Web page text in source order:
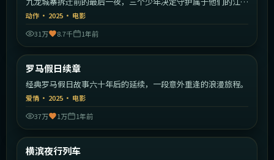
湖。
动作 · 2025 · 电影
31万
8.7千 1年前
最新
罗马假日续章
经典罗马假日故事六十年后的延续，一段意外重逢的浪漫旅程。
爱情 · 2025 · 电影
37万
1万 1年前
最新
横滨夜行列车